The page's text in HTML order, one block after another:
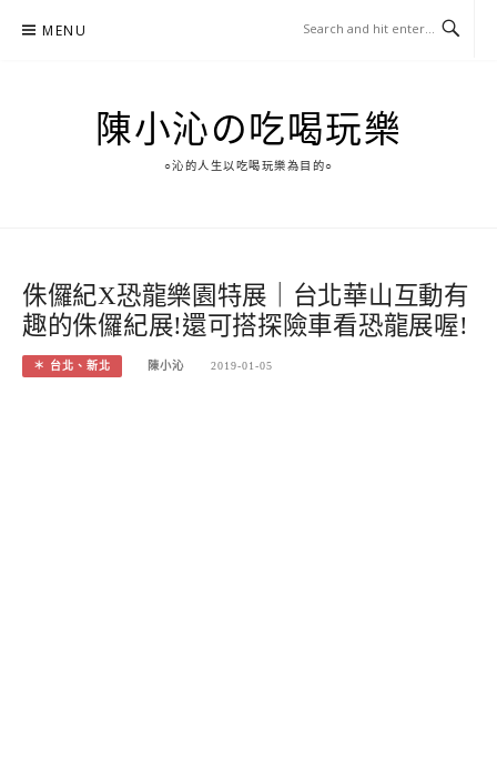
MENU
陳小沁の吃喝玩樂
○沁的人生以吃喝玩樂為目的○
侏儸紀X恐龍樂園特展｜台北華山互動有
趣的侏儸紀展!還可搭探險車看恐龍展喔!
＊ 台北、新北 陳小沁 2019-01-05